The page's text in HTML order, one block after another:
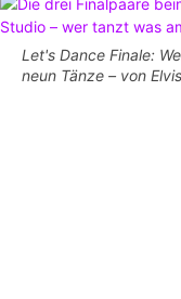
Let's Dance Finale:
neun Tänze – von